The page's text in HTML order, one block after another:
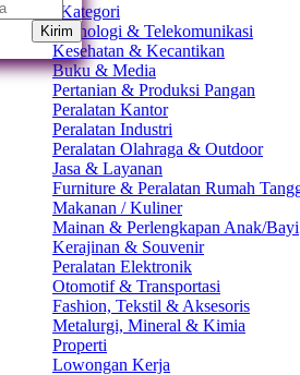
Kirim
Semua Kategori
Teknologi & Telekomunikasi
Kesehatan & Kecantikan
Buku & Media
Pertanian & Produksi Pangan
Peralatan Kantor
Peralatan Industri
Peralatan Olahraga & Outdoor
Jasa & Layanan
Furniture & Peralatan Rumah
Makanan / Kuliner
Mainan & Perlengkapan Anak/Bayi
Kerajinan & Souvenir
Peralatan Elektronik
Otomotif & Transportasi
Fashion, Tekstil & Aksesoris
Metalurgi, Mineral & Kimia
Properti
Lowongan Kerja